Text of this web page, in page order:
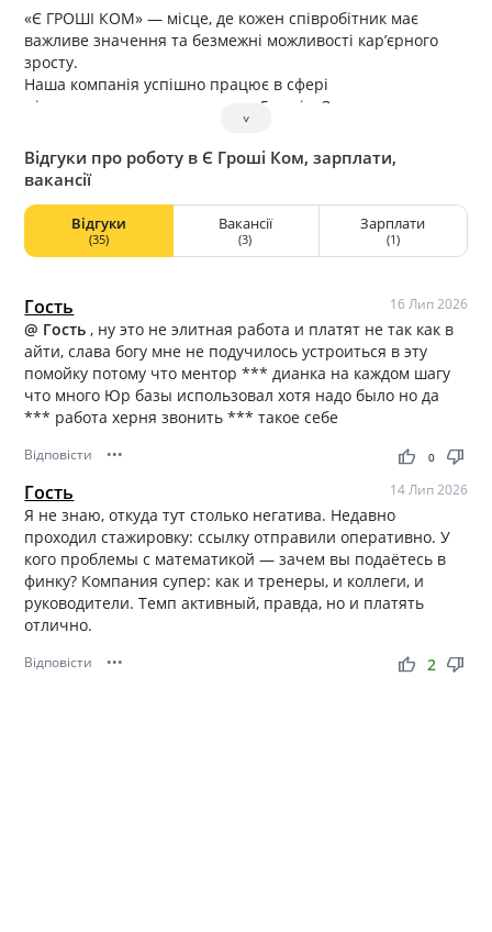
«Є ГРОШІ КОМ» — місце, де кожен співробітник має
важливе значення та безмежні можливості кар’єрного
зросту.
Наша компанія успішно працює в сфері
мікрокредитування вже понад 5 років. Завдяки
талановитій та працьовитій команді, ми продовжуємо
зростати та вдосконалюватись. Ми пишаємося своєю
надійністю та стабільністю, адже пройшли епідемію
державі у військовий час. Наші співробітники цілком
впевнені щодо майбутнього, оскільки компанія має
стійкий топ-менеджмент, який забезпечує її успішне
˅
Відгуки про роботу в Є Гроші Ком, зарплати,
вакансії
Відгуки
(35)
Вакансії
(3)
Зарплати
(1)
Гость 16 Лип 2026
@ Гость, ну это не элитная работа и платят не так как в
айти, слава богу мне не подучилось устроиться в эту
помойку потому что ментор *** дианка на каждом шагу
что много Юр базы использовал хотя надо было но да
*** работа херня звонить *** такое себе
Відповісти ••• thumb_up thumb_down
0
Гость 14 Лип 2026
Я не знаю, откуда тут столько негатива. Недавно
проходил стажировку: ссылку отправили оперативно. У
кого проблемы с математикой — зачем вы подаётесь в
финку? Компания супер: как и тренеры, и коллеги, и
руководители. Темп активный, правда, но и платять
отлично.
Відповісти ••• thumb_up thumb_down
2